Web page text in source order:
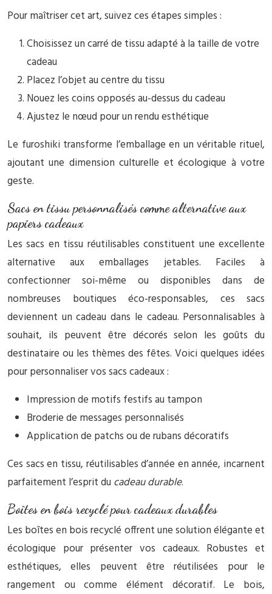
Pour maîtriser cet art, suivez ces étapes simples :
Choisissez un carré de tissu adapté à la taille de votre
cadeau
Placez l’objet au centre du tissu
Nouez les coins opposés au-dessus du cadeau
Ajustez le nœud pour un rendu esthétique
Le furoshiki transforme l’emballage en un véritable rituel,
ajoutant une dimension culturelle et écologique à votre
geste.
Sacs en tissu personnalisés comme alternative aux
papiers cadeaux
Les sacs en tissu réutilisables constituent une excellente
alternative aux emballages jetables. Faciles à
confectionner soi-même ou disponibles dans de
nombreuses boutiques éco-responsables, ces sacs
deviennent un cadeau dans le cadeau. Personnalisables à
souhait, ils peuvent être décorés selon les goûts du
destinataire ou les thèmes des fêtes. Voici quelques idées
pour personnaliser vos sacs cadeaux :
Impression de motifs festifs au tampon
Broderie de messages personnalisés
Application de patchs ou de rubans décoratifs
Ces sacs en tissu, réutilisables d’année en année, incarnent
parfaitement l’esprit du cadeau durable.
Boîtes en bois recyclé pour cadeaux durables
Les boîtes en bois recyclé offrent une solution élégante et
écologique pour présenter vos cadeaux. Robustes et
esthétiques, elles peuvent être réutilisées pour le
rangement ou comme élément décoratif. Le bois,